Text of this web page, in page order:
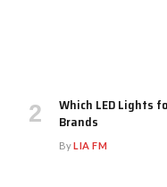
Which LED Lights
Brands
ByLIA FM